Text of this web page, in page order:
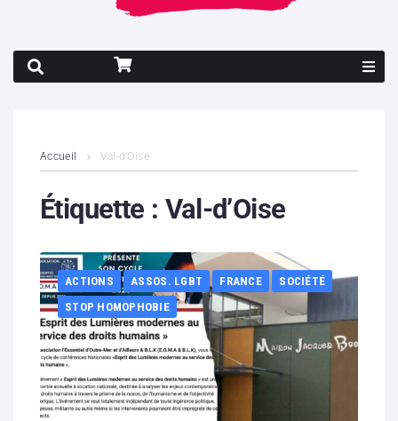
Contenus litigieux
Boutique
Partenaires
Contacts
Hébergement solidaire
Accueil Val-d’Oise
Étiquette : Val-d’Oise
ACTIONS ASSOS. LGBT FRANCE
SOCIÉTÉ
STOP HOMOPHOBIE